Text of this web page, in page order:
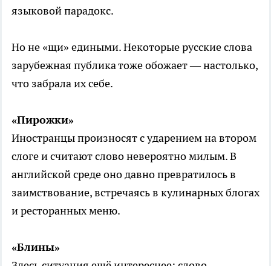
языковой парадокс.
Но не «щи» едиными. Некоторые русские слова
зарубежная публика тоже обожает — настолько,
что забрала их себе.
«Пирожки»
Иностранцы произносят с ударением на втором
слоге и считают слово невероятно милым. В
английской среде оно давно превратилось в
заимствование, встречаясь в кулинарных блогах
и ресторанных меню.
«Блины»